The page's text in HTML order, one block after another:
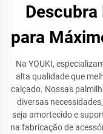
para
Na YOUKI,
alta qualidade que
calçado. Nossas
diversas
seja amortecido e
na fabricação de